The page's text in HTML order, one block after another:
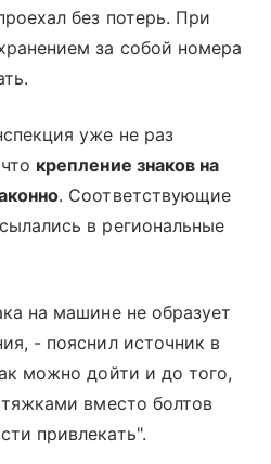
без потерь. При
за собой номера
уже не раз
крепление знаков на
. Соответствующие
в региональные
на машине не образует
- пояснил источник в
можно дойти и до того,
вместо болтов
привлекать".